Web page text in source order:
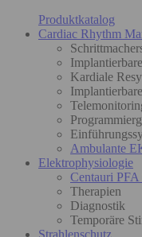
Produktkatalog
Cardiac Rhythm
Kardiale
Ambulante
Elektrophysiologie
Centauri PFA
Therapien
Diagnostik
Temporäre
Strahlenschutz